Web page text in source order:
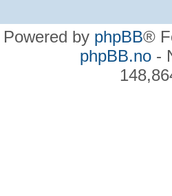
Powered by phpBB®
phpBB.no-